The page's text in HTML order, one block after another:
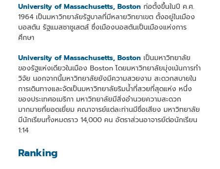
University of Massachusetts, Boston ก่อตั้งขึ้นในปี ค.ศ.
1964 เป็นมหาวิทยาลัยรัฐบาลที่มีหลายวิทยาเขต ตั้งอยู่ในเมือง
บอสตัน รัฐแมสซาชูเสตส์ ซึ่งเมืองบอสตันเป็นเมืองแห่งการ
ศึกษา
University of Massachusetts, Boston เป็นมหาวิทยาลัย
ของรัฐแห่งเดียวในเมือง Boston โดยมหาวิทยาลัยมุ่งเน้นการทำ
วิจัย นอกจากนี้มหาวิทยาลัยยังมีความสวยงาม สะดวกสบายใน
การเดินทางและจัดเป็นมหาวิทยาลัยริมน้ำที่สวยที่สุดแห่ง หนึ่ง
ของประเทศอเมริกา มหาวิทยาลัยมีสิ่งอำนวยความสะดวก
มากมายที่ยอดเยี่ยม คณาจารย์แต่ละท่านมีชื่อเสียง มหาวิทยาลัย
มีนักเรียนทั้งหมดราว 14,000 คน อัตราส่วนอาจารย์ต่อนักเรียน
1:14
Ranking